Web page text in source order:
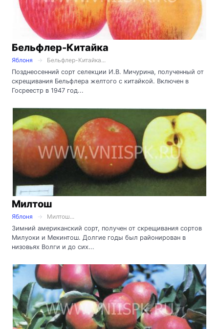
Бельфлер-Китайка
Яблоня
Бельфлер-Китайка...
Позднеосенний сорт селекции И.В. Мичурина, полученный от
скрещивания Бельфлера желтого с китайкой. Включен в
Госреестр в 1947 год...
Милтош
Яблоня
Милтош...
Зимний американский сорт, получен от скрещивания сортов
Милуоки и Мекинтош. Долгие годы был районирован в
низовьях Волги и до сих...